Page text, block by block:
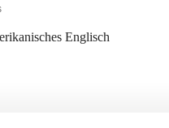
Englisch